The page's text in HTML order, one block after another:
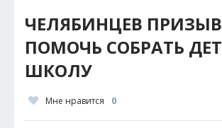
ЧЕЛЯБИНЦЕВ
ПОМОЧЬ СОБРАТЬ
ШКОЛУ
Мне нравится 0